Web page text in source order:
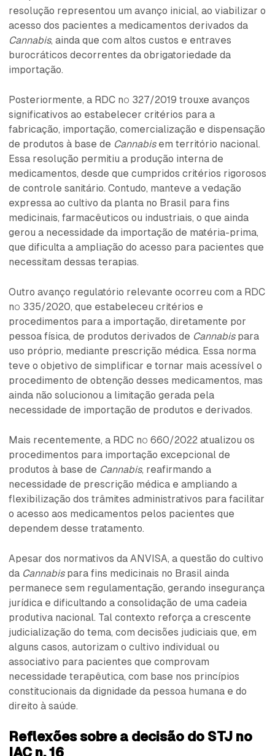
resolução representou um avanço inicial, ao viabilizar o
acesso dos pacientes a medicamentos derivados da
Cannabis, ainda que com altos custos e entraves
burocráticos decorrentes da obrigatoriedade da
importação.
Posteriormente, a RDC nº 327/2019 trouxe avanços
significativos ao estabelecer critérios para a
fabricação, importação, comercialização e dispensação
de produtos à base de Cannabisem território nacional.
Essa resolução permitiu a produção interna de
medicamentos, desde que cumpridos critérios rigorosos
de controle sanitário. Contudo, manteve a vedação
expressa ao cultivo da planta no Brasil para fins
medicinais, farmacêuticos ou industriais, o que ainda
gerou a necessidade da importação de matéria-prima,
que dificulta a ampliação do acesso para pacientes que
necessitam dessas terapias.
Outro avanço regulatório relevante ocorreu com a RDC
nº 335/2020, que estabeleceu critérios e
procedimentos para a importação, diretamente por
pessoa física, de produtos derivados de Cannabispara
uso próprio, mediante prescrição médica. Essa norma
teve o objetivo de simplificar e tornar mais acessível o
procedimento de obtenção desses medicamentos, mas
ainda não solucionou a limitação gerada pela
necessidade de importação de produtos e derivados.
Mais recentemente, a RDC nº 660/2022 atualizou os
procedimentos para importação excepcional de
produtos à base de Cannabis, reafirmando a
necessidade de prescrição médica e ampliando a
flexibilização dos trâmites administrativos para facilitar
o acesso aos medicamentos pelos pacientes que
dependem desse tratamento.
Apesar dos normativos da ANVISA, a questão do cultivo
da Cannabispara fins medicinais no Brasil ainda
permanece sem regulamentação, gerando insegurança
jurídica e dificultando a consolidação de uma cadeia
produtiva nacional. Tal contexto reforça a crescente
judicialização do tema, com decisões judiciais que, em
alguns casos, autorizam o cultivo individual ou
associativo para pacientes que comprovam
necessidade terapêutica, com base nos princípios
constitucionais da dignidade da pessoa humana e do
direito à saúde.
Reflexões sobre a decisão do STJ no
IAC n. 16